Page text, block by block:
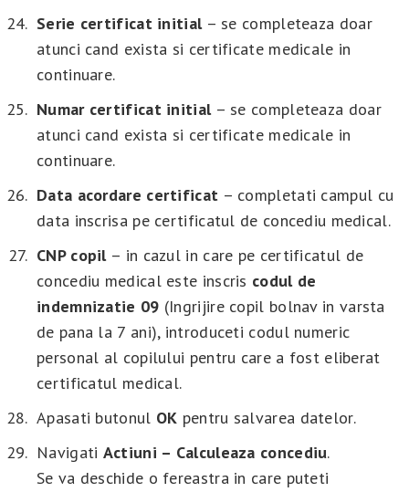
Serie certificat initial– se completeaza doar
atunci cand exista si certificate medicale in
continuare.
Numar certificat initial– se completeaza doar
atunci cand exista si certificate medicale in
continuare.
Data acordare certificat – completati campul cu
data inscrisa pe certificatul de concediu medical.
CNP copil– in cazul in care pe certificatul de
concediu medical este inscris codul de
indemnizatie 09 (Ingrijire copil bolnav in varsta
de pana la 7 ani), introduceti codul numeric
personal al copilului pentru care a fost eliberat
certificatul medical.
Apasati butonul OK pentru salvarea datelor.
Navigati Actiuni – Calculeaza concediu.
Se va deschide o fereastra in care puteti